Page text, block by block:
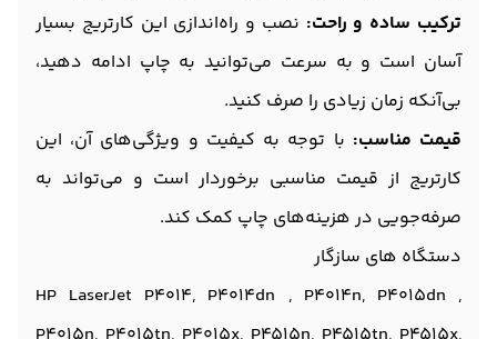
ترکیب ساده و راحت: نصب و راه‌اندازی این کارتریج بسیار
آسان است و به سرعت می‌توانید به چاپ ادامه دهید،
بی‌آنکه زمان زیادی را صرف کنید.
قیمت مناسب: با توجه به کیفیت و ویژگی‌های آن، این
کارتریج از قیمت مناسبی برخوردار است و می‌تواند به
صرفه‌جویی در هزینه‌های چاپ کمک کند.
دستگاه های سازگار
HP LaserJet P4014, P4014dn , P4014n, P4015dn ,